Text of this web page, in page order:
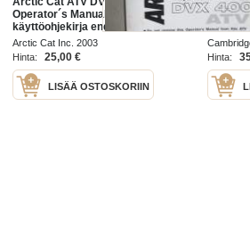
Operator´s Manual -mönkijä,
käyttöohjekirja englanniksi
Arctic Cat Inc. 2003
Hinta:
25,00 €
LISÄÄ OSTOSKORIIN
-
Hinta: